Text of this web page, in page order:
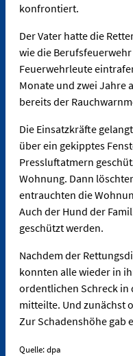
konfrontiert.
Der Vater hatte die
wie die
Feuerwehrleute
Monate und zwei Jahre
bereits der
Die Einsatzkräfte
über ein gekipptes
Pressluftatmern
Wohnung. Dann
entrauchten die
Auch der Hund der
geschützt werden.
Nachdem der
konnten alle wieder in
ordentlichen Schreck in
mitteilte. Und zunächst
Zur Schadenshöhe gab
Quelle: dpa